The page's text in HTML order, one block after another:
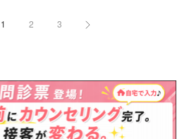
1 2 3